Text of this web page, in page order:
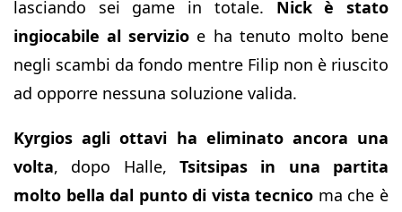
lasciando sei game in totale. Nick è stato
ingiocabile al servizio e ha tenuto molto bene
negli scambi da fondo mentre Filip non è riuscito
ad opporre nessuna soluzione valida.
Kyrgios agli ottavi ha eliminato ancora una
volta, dopo Halle, Tsitsipas in una partita
molto bella dal punto di vista tecnico ma che è